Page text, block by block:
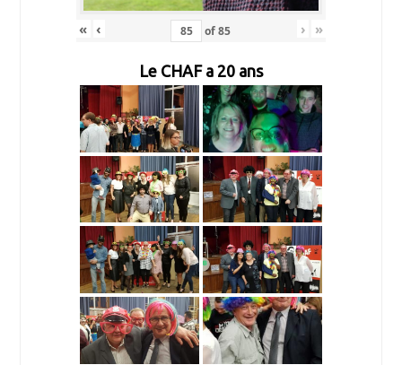
« ‹ of85 › »
Le CHAF a 20 ans